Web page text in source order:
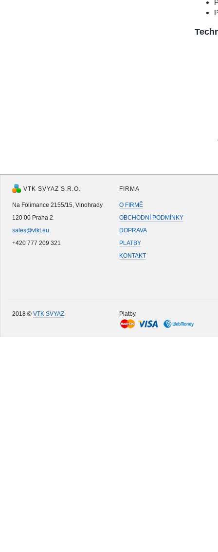
VTK SVYAZ S.R.O.
Na Folimance 2155/15, Vinohrady
120 00 Praha 2
sales@vtkt.eu
+420 777 209 321
FIRMA
O FIRMĚ
OBCHODNÍ PODMÍNKY
DOPRAVA
PLATBY
KONTAKT
2018 © VTK SVYAZ Platby